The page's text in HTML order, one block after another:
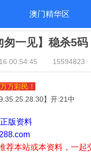
澳门精华区
匆一见】稳杀5码
00:54:45 15594823
万彩民！
】开:21中
版资料
荐本站或本资料，一起